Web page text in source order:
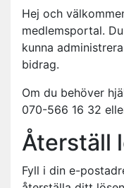
Hej och
medlemsportal.
kunna
bidrag.
Om du behöver
070-566 16 32
Återställ
Fyll i din e-